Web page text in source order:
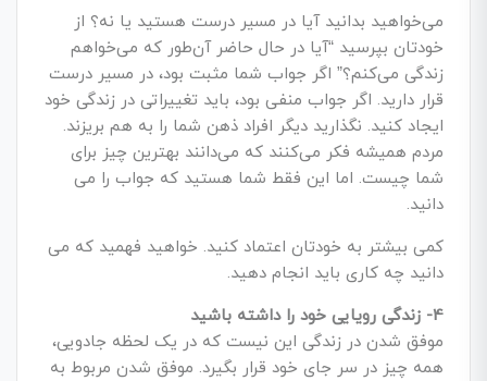
می­‌خواهید بدانید آیا در مسیر درست هستید یا نه؟ از
خودتان بپرسید “آیا در حال حاضر آن‌طور که می‌­خواهم
زندگی می­‌کنم؟” اگر جواب شما مثبت بود، در مسیر درست
قرار دارید. اگر جواب منفی بود، باید تغییراتی در زندگی خود
ایجاد کنید. نگذارید دیگر افراد ذهن شما را به هم بریزند.
مردم همیشه فکر می­‌کنند که می­‌دانند بهترین چیز برای
شما چیست. اما این فقط شما هستید که جواب را می­‌
دانید.
کمی بیشتر به خودتان اعتماد کنید. خواهید فهمید که می­‌
دانید چه کاری باید انجام دهید.
4- زندگی رویایی خود را داشته باشید
موفق شدن در زندگی این نیست که در یک لحظه جادویی،
همه چیز در سر جای خود قرار بگیرد. موفق شدن مربوط به